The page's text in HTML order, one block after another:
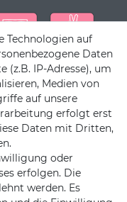
Technologien auf
Daten
(z.B. IP-Adresse), um
Medien von
auf unsere
erfolgt erst
Daten mit Dritten,
oder
erfolgen. Die
werden. Es